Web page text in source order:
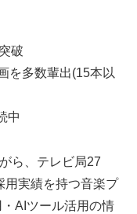
破
を多数輩出(15本以
中
ら、テレビ局27
用実績を持つ音楽プ
AIツール活用の情